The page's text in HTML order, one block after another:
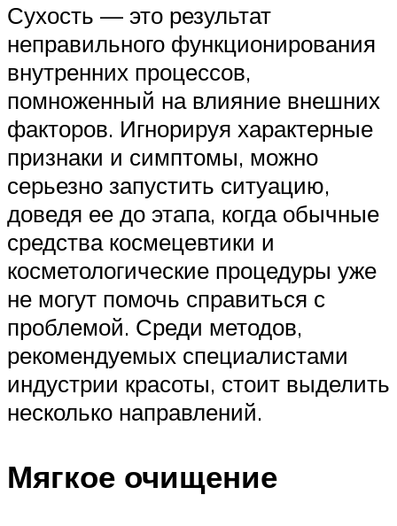
Сухость — это результат
неправильного функционирования
внутренних процессов,
помноженный на влияние внешних
факторов. Игнорируя характерные
признаки и симптомы, можно
серьезно запустить ситуацию,
доведя ее до этапа, когда обычные
средства космецевтики и
косметологические процедуры уже
не могут помочь справиться с
проблемой. Среди методов,
рекомендуемых специалистами
индустрии красоты, стоит выделить
несколько направлений.
Мягкое очищение